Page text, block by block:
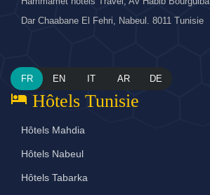
Dar Chaabane El Fehri, Nabeul. 8011 Tunisie
FR EN IT AR DE
hotel Hôtels Tunisie
Hôtels Mahdia
Hôtels Nabeul
Hôtels Tabarka